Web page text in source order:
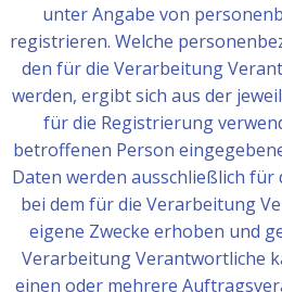
unter Angabe von
registrieren. Welche
den für die Verarbeitung
werden, ergibt sich aus der
für die Registrierung
betroffenen Person
Daten werden ausschließlich
bei dem für die Verarbeitung
eigene Zwecke erhoben und
Verarbeitung Verantwortliche
einen oder mehrere